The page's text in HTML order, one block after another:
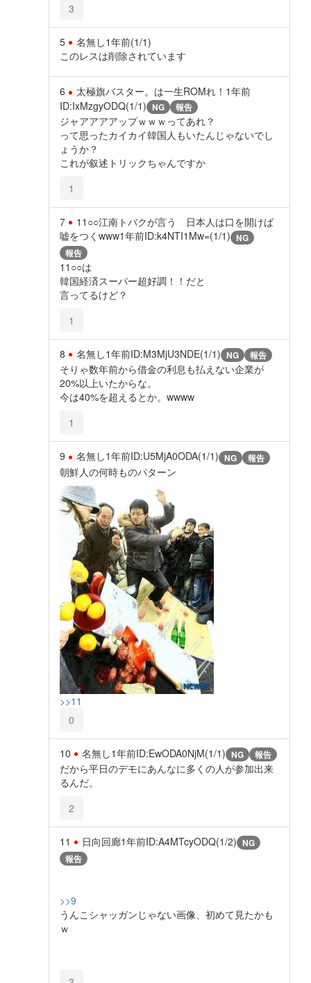
3
5 名無し1年前(1/1)
このレスは削除されています
6 太極旗バスター。は一生ROMれ！ 1年前
ID:IxMzgyODQ(1/1) NG 報告
ジャアアアアップｗｗｗってあれ？
って思ったカイカイ韓国人もいたんじゃないでし
ょうか？
これが叙述トリックちゃんですか
1
7
11○○江南トバクが言う 日本人は口を開けば
嘘をつくwww1年前ID:k4NTI1Mw=(1/1) NG
報告
11○○は
韓国経済スーパー超好調！！だと
言ってるけど？
1
8 名無し1年前ID:M3MjU3NDE(1/1) NG 報告
そりゃ数年前から借金の利息も払えない企業が
20%以上いたからな。
今は40%を超えるとか。wwww
1
9 名無し1年前ID:U5MjA0ODA(1/1) NG 報告
朝鮮人の何時ものパターン
>>11
0
10 名無し1年前ID:EwODA0NjM(1/1) NG 報告
だから平日のデモにあんなに多くの人が参加出来
るんだ。
2
11 日向回廊1年前ID:A4MTcyODQ(1/2) NG
報告
>>9
うんこシャッガンじゃない画像、初めて見たかも
ｗ